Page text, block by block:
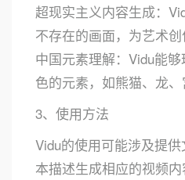
超现实主义内容生成：
不存在的画面，为艺术创
中国元素理解：Vidu能
色的元素，如熊猫、龙、
3、使用方法
Vidu的使用可能涉及提
本描述生成相应的视频